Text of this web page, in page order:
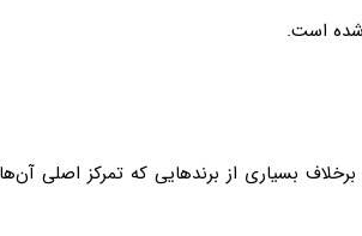
است.
بسیاری از برندهایی که تمرکز اصلی